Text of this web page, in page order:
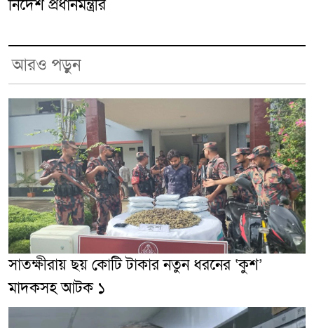
নির্দেশ প্রধানমন্ত্রীর
আরও পড়ুন
সাতক্ষীরায় ছয় কোটি টাকার নতুন ধরনের ‘কুশ’
মাদকসহ আটক ১